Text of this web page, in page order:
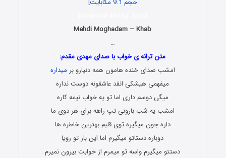
حجم 9.1 مگابایت
]
Mehdi Moghadam – Khab
…
متن ترانه ی خواب با صدای مهدی مقدم:
امشب صدای خنده هامون همه دنیارو بر میداره
میفهمی هیشکی انقد عاشقونه دوست نداره
میگی دوسم داری اما تو یه خواب نیمه کاره
امشب یه شب بارونی تپ راهه برای هر دوی ما
داره جون میگیره توی قلبم بهترین خاطره ها
دوباره دستاتو میگیرم اما این بار تو رویا
دستتو میگیرم واسه تو میمرم از خوابت بیرون نمیرم